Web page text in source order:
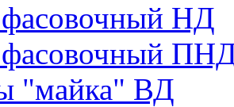
НД
фасовочный
"майка" ВД